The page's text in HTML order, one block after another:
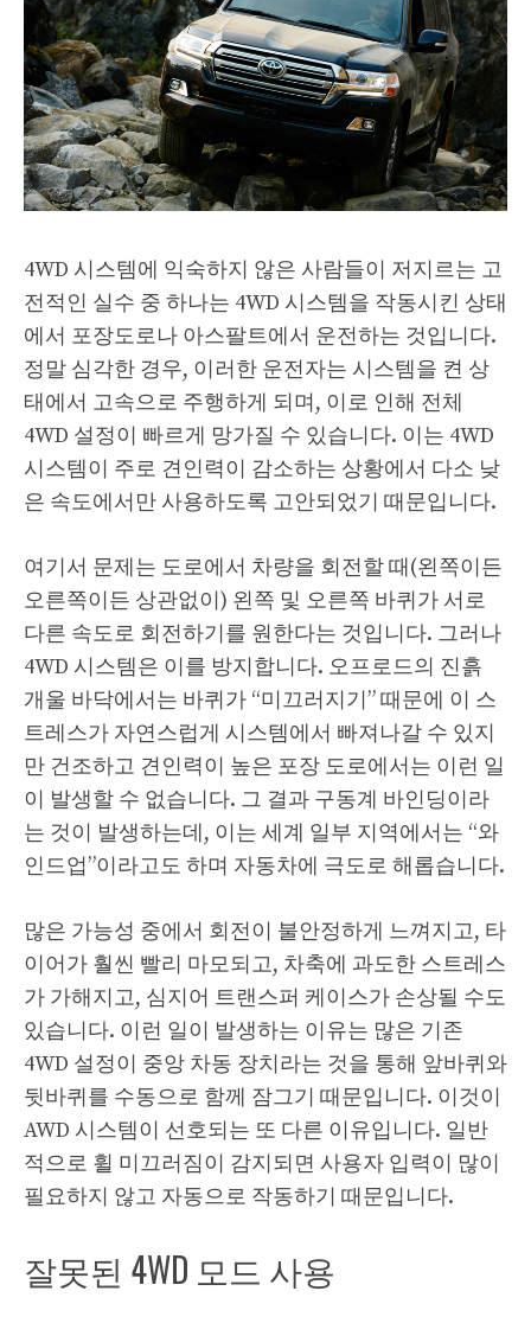
4WD 시스템에 익숙하지 않은 사람들이 저지르는 고
전적인 실수 중 하나는 4WD 시스템을 작동시킨 상태
에서 포장도로나 아스팔트에서 운전하는 것입니다.
정말 심각한 경우, 이러한 운전자는 시스템을 켠 상
태에서 고속으로 주행하게 되며, 이로 인해 전체
4WD 설정이 빠르게 망가질 수 있습니다. 이는 4WD
시스템이 주로 견인력이 감소하는 상황에서 다소 낮
은 속도에서만 사용하도록 고안되었기 때문입니다.
여기서 문제는 도로에서 차량을 회전할 때(왼쪽이든
오른쪽이든 상관없이) 왼쪽 및 오른쪽 바퀴가 서로
다른 속도로 회전하기를 원한다는 것입니다. 그러나
4WD 시스템은 이를 방지합니다. 오프로드의 진흙
개울 바닥에서는 바퀴가 “미끄러지기” 때문에 이 스
트레스가 자연스럽게 시스템에서 빠져나갈 수 있지
만 건조하고 견인력이 높은 포장 도로에서는 이런 일
이 발생할 수 없습니다. 그 결과 구동계 바인딩이라
는 것이 발생하는데, 이는 세계 일부 지역에서는 “와
인드업”이라고도 하며 자동차에 극도로 해롭습니다.
많은 가능성 중에서 회전이 불안정하게 느껴지고, 타
이어가 훨씬 빨리 마모되고, 차축에 과도한 스트레스
가 가해지고, 심지어 트랜스퍼 케이스가 손상될 수도
있습니다. 이런 일이 발생하는 이유는 많은 기존
4WD 설정이 중앙 차동 장치라는 것을 통해 앞바퀴와
뒷바퀴를 수동으로 함께 잠그기 때문입니다. 이것이
AWD 시스템이 선호되는 또 다른 이유입니다. 일반
적으로 휠 미끄러짐이 감지되면 사용자 입력이 많이
필요하지 않고 자동으로 작동하기 때문입니다.
잘못된 4WD 모드 사용